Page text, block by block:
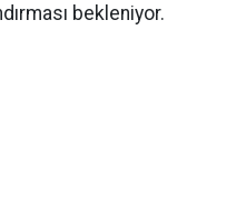
bekleniyor.